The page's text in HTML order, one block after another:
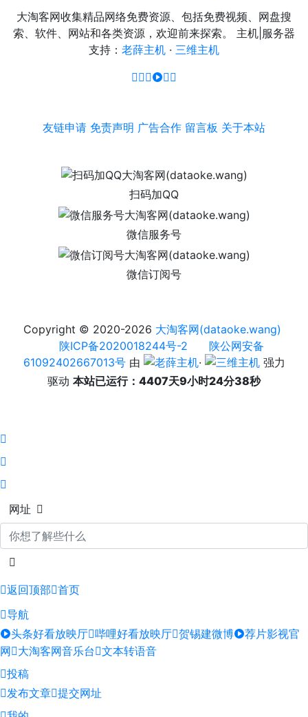
大淘客网收集精品网络免费资源、包括免费视频、网盘搜
索、软件、网站和各类资源，欢迎前来探索。 主机|服务器
支持： 老薛主机 · 三维主机
友链申请 免责声明 广告合作 留言板 关于本站
扫码加QQ
微信服务号
微信订阅号
Copyright © 2020-2026 大淘客网(dataoke.wang)
陕ICP备2020018244号-2
陕公网安备
61092402667013号由 ·
强力
驱动 本站已运行：4407天9小时24分38秒
网址
返回顶部 首页
导航
头条好看放映厅 哔哩好看放映厅 贺锡建微博
荐片影视官
网 大淘客网音乐台 文本转语音
投稿
发布文章 提交网址